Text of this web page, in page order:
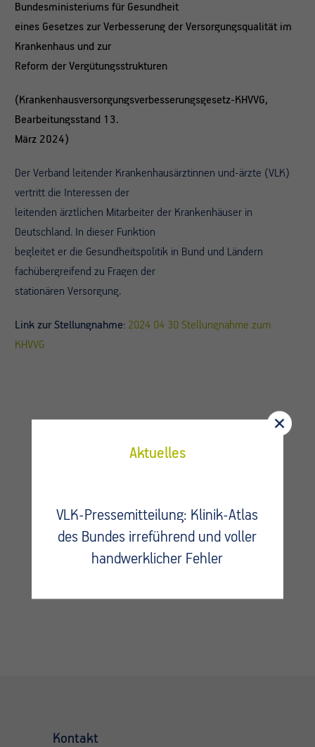
Bundesministeriums für Gesundheit
eines Gesetzes zur Verbesserung der Versorgungsqualität im
Krankenhaus und zur
Reform der Vergütungsstrukturen
(Krankenhausversorgungsverbesserungsgesetz-KHVVG,
Bearbeitungsstand 13.
März 2024)
Der Verband leitender Krankenhausärztinnen und-ärzte (VLK)
vertritt die Interessen der
leitenden ärztlichen Mitarbeiter der Krankenhäuser in
Deutschland. In dieser Funktion
begleitet er die Gesundheitspolitik in Bund und Ländern
fachübergreifend zu Fragen der
stationären Versorgung.
Link zur Stellungnahme: 2024 04 30 Stellungnahme zum
KHVVG
Fragen?
Kontaktieren Sie uns.
Kontakt
Aktuelles
VLK-Pressemitteilung: Klinik-Atlas
des Bundes irreführend und voller
handwerklicher Fehler